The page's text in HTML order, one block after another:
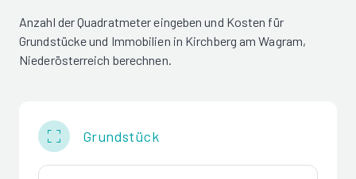
Anzahl der Quadratmeter eingeben und Kosten für
Grundstücke und Immobilien in Kirchberg am Wagram,
Niederösterreich berechnen.
Grundstück